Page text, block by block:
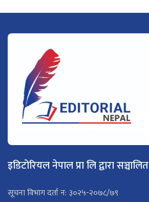
इडिटोरियल नेपाल प्रा लि द्वारा सञ्चालित
सूचना विभाग दर्ता न: ३०२५-२०७८/७९